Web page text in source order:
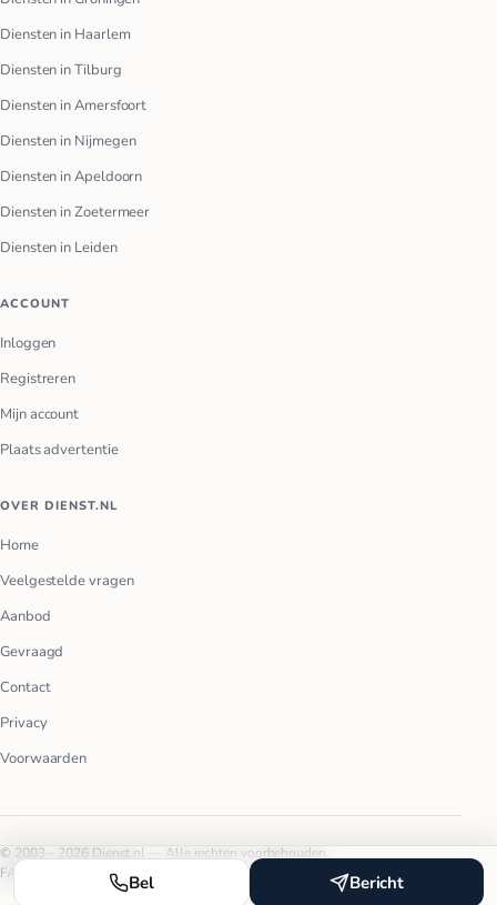
Bel Bericht
Diensten in Haarlem
Diensten in Tilburg
Diensten in Amersfoort
Diensten in Nijmegen
Diensten in Apeldoorn
Diensten in Zoetermeer
Diensten in Leiden
ACCOUNT
Inloggen
Registreren
Mijn account
Plaats advertentie
OVER DIENST.NL
Home
Veelgestelde vragen
Aanbod
Gevraagd
Contact
Privacy
Voorwaarden
© 2003 – 2026 Dienst.nl — Alle rechten voorbehouden.
FAQ
Voorwaarden